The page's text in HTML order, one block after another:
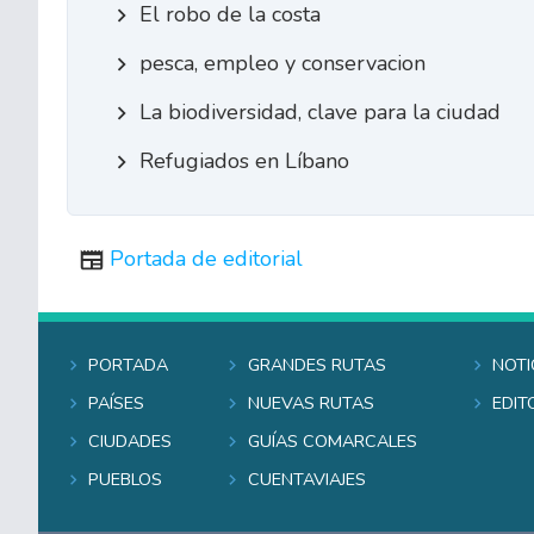
El robo de la costa
pesca, empleo y conservacion
La biodiversidad, clave para la ciudad
Refugiados en Líbano
Portada de editorial
Portada
Países
Ciudades
Pueblos
Grandes rutas
Nuevas rutas
Guías comarcales
Cuentaviajes